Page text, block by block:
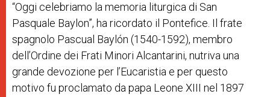
“Oggi celebriamo la memoria liturgica di San
Pasquale Baylon”, ha ricordato il Pontefice. Il frate
spagnolo Pascual Baylón (1540-1592), membro
dell’Ordine dei Frati Minori Alcantarini, nutriva una
grande devozione per l’Eucaristia e per questo
motivo fu proclamato da papa Leone XIII nel 1897